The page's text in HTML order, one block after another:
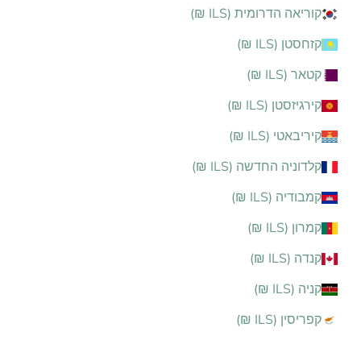
קוריאה הדרומית (ILS ₪)
קזחסטן (ILS ₪)
קטאר (ILS ₪)
קירגיזסטן (ILS ₪)
קיריבאטי (ILS ₪)
קלדוניה החדשה (ILS ₪)
קמבודיה (ILS ₪)
קמרון (ILS ₪)
קנדה (ILS ₪)
קניה (ILS ₪)
קפריסין (ILS ₪)